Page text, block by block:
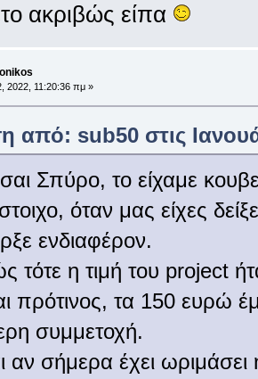
ακριβώς είπα
2022, 11:20:36 πμ »
από: sub50 στις
Σπύρο, το είχαμε
όταν μας είχες
ενδιαφέρον.
τότε η τιμή του project
πρότινος, τα 150 ευρώ
συμμετοχή.
αν σήμερα έχει